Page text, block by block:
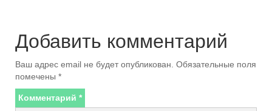
Добавить комментарий
Ваш адрес email не будет опубликован. Обязательные поля
помечены *
Комментарий *